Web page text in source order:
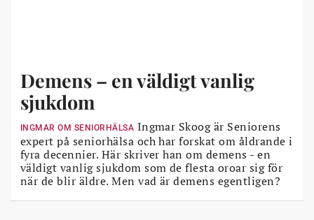
Demens – en väldigt vanlig
sjukdom
INGMAR OM SENIORHÄLSA Ingmar Skoog är Seniorens
expert på seniorhälsa och har forskat om åldrande i
fyra decennier. Här skriver han om demens - en
väldigt vanlig sjukdom som de flesta oroar sig för
när de blir äldre. Men vad är demens egentligen?